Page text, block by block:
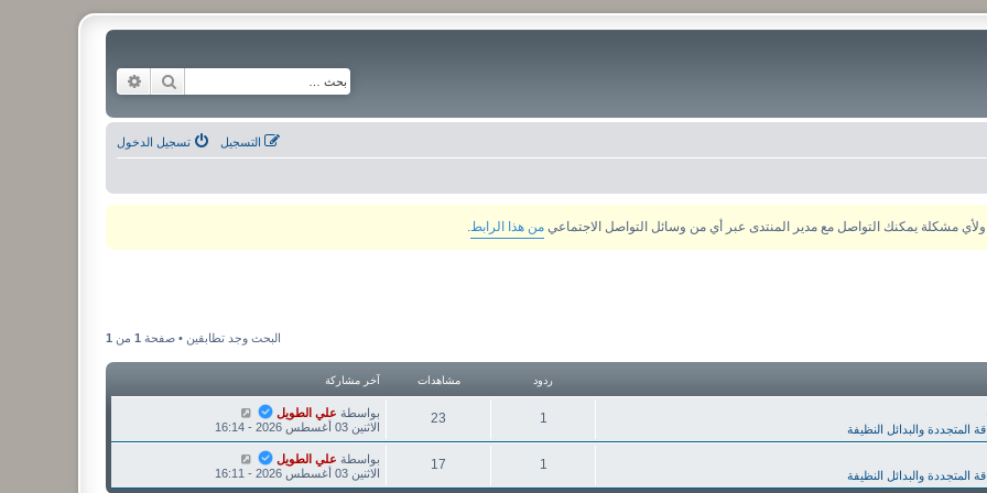
بحث
تسجيل الدخول التسجيل
من هذا الرابط
البحث وجد تطابقين • صفحة 1 من 1
ردود مشاهدات آخر مشاركة
المتجددة والبدائل النظيفة
1
23 بواسطة علي الطويل
الاثنين 03 أغسطس 2026 - 16:14
المتجددة والبدائل النظيفة
1
17 بواسطة علي الطويل
الاثنين 03 أغسطس 2026 - 16:11